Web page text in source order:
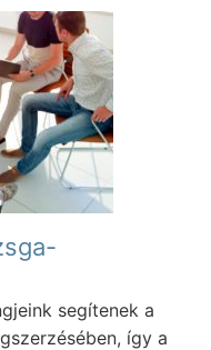
segítenek a
így a